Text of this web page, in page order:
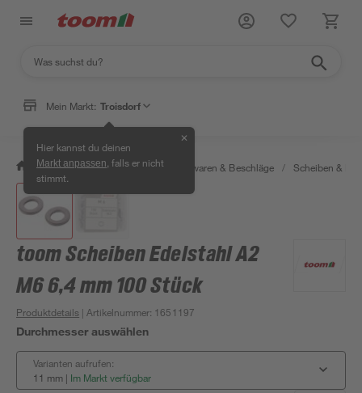
Mein Markt: Troisdorf
Hier kannst du deinen
Markt anpassen , falls er nicht
stimmt.
✕
/ Werkstatt & Maschinen / Eisenwaren & Beschläge / Scheiben &
toom Scheiben Edelstahl A2
M6 6,4 mm 100 Stück
Produktdetails | Artikelnummer: 1651197
Durchmesser auswählen
Varianten aufrufen:
11 mm | Im Markt verfügbar